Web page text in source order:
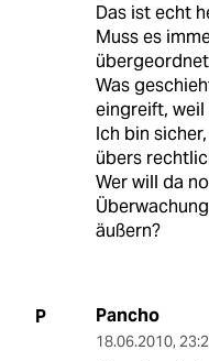
Das ist echt
Muss es
Was
eingreift, weil
Ich bin
übers
Wer will da
äußern?
P Pancho
18.06.2010,